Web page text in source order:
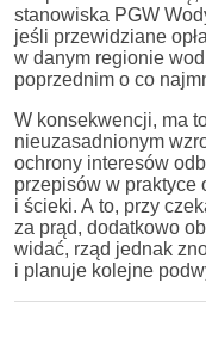
stanowiska PGW
jeśli przewidziane
w danym regionie
poprzednim o co
W konsekwencji, ma
nieuzasadnionym
ochrony interesów
przepisów w praktyce
i ścieki. A to, przy
za prąd, dodatkowo
widać, rząd jednak
i planuje kolejne